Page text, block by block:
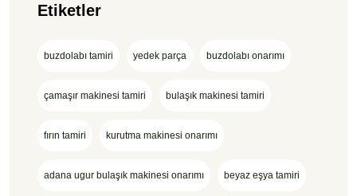
Etiketler
buzdolabı tamiri yedek parça buzdolabı onarımı
çamaşır makinesi tamiri bulaşık makinesi tamiri
fırın tamiri kurutma makinesi onarımı
adana ugur bulaşık makinesi onarımı beyaz eşya tamiri